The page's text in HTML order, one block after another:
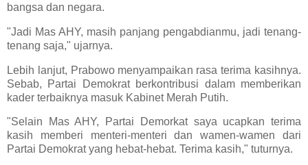
bangsa dan negara.
"Jadi Mas AHY, masih panjang pengabdianmu, jadi tenang-
tenang saja," ujarnya.
Lebih lanjut, Prabowo menyampaikan rasa terima kasihnya.
Sebab, Partai Demokrat berkontribusi dalam memberikan
kader terbaiknya masuk Kabinet Merah Putih.
"Selain Mas AHY, Partai Demorkat saya ucapkan terima
kasih memberi menteri-menteri dan wamen-wamen dari
Partai Demokrat yang hebat-hebat. Terima kasih," tuturnya.